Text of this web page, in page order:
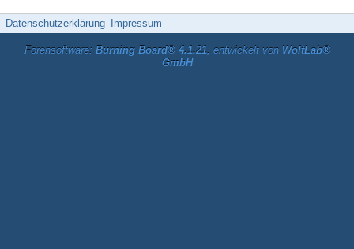
Datenschutzerklärung Impressum
Forensoftware: Burning Board® 4.1.21, entwickelt von WoltLab®
GmbH